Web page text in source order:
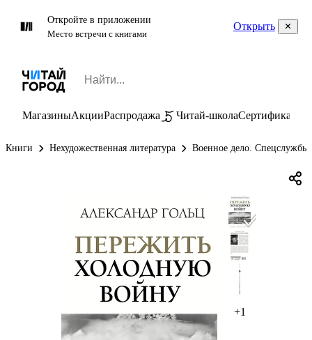
Откройте в приложении
Место встречи с книгами
Открыть
МагазиныАкцииРаспродажа Читай-школаСертификаты
Книги Нехудожественная литература Военное дело. Спецслужбы
+1